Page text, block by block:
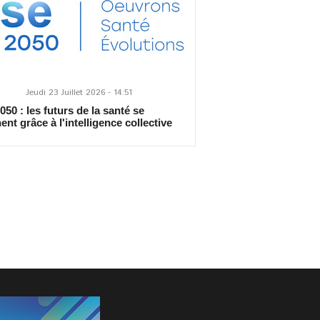
Jeudi 23 Juillet 2026 - 14:51
: les futurs de la santé se
grâce à l'intelligence collective